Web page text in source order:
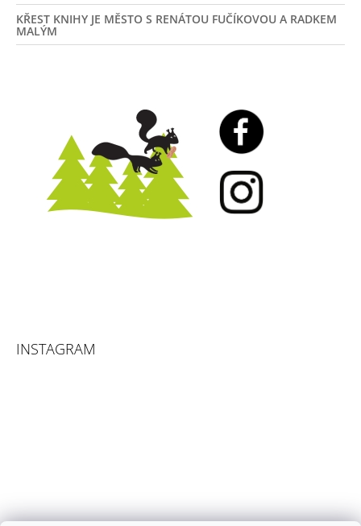
KŘEST KNIHY JE MĚSTO S RENÁTOU FUČÍKOVOU A RADKEM
MALÝM
INSTAGRAM